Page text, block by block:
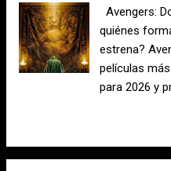
Avengers:
quiénes
estrena?
películas
para 2026 y
Universo
La cinta
más